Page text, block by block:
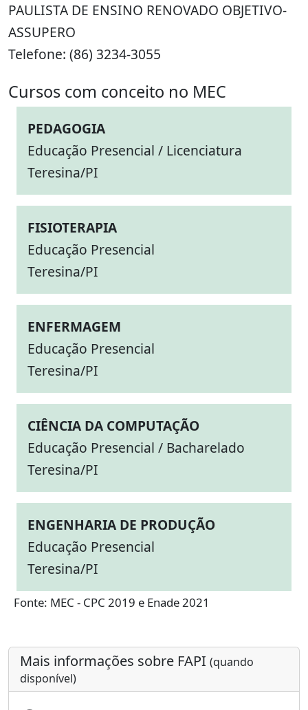
PAULISTA DE ENSINO RENOVADO OBJETIVO-
ASSUPERO
Telefone: (86) 3234-3055
Cursos com conceito no MEC
PEDAGOGIA
Educação Presencial / Licenciatura
Teresina/PI
FISIOTERAPIA
Educação Presencial
Teresina/PI
ENFERMAGEM
Educação Presencial
Teresina/PI
CIÊNCIA DA COMPUTAÇÃO
Educação Presencial / Bacharelado
Teresina/PI
ENGENHARIA DE PRODUÇÃO
Educação Presencial
Teresina/PI
Fonte: MEC - CPC 2019 e Enade 2021
Mais informações sobre FAPI (quando
disponível)